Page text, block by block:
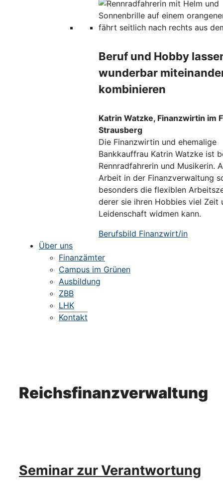
Beruf und Hobby
wunderbar
kombinieren
Katrin Watzke, Finanzwirtin im
Strausberg
Die Finanzwirtin und ehemalige
Bankkauffrau Katrin Watzke ist
Rennradfahrerin und Musikerin.
Arbeit in der Finanzverwaltung
besonders die flexiblen
derer sie ihren Hobbies viel Zeit
Leidenschaft widmen kann.
Berufsbild Finanzwirt/in
Über uns
Finanzämter
Campus im Grünen
Ausbildung
ZBB
LHK
Kontakt
Reichsfinanzverwaltung
Seminar zur Verantwortung